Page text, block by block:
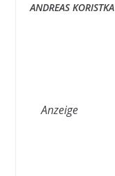
ANDREAS KORISTKA
Anzeige